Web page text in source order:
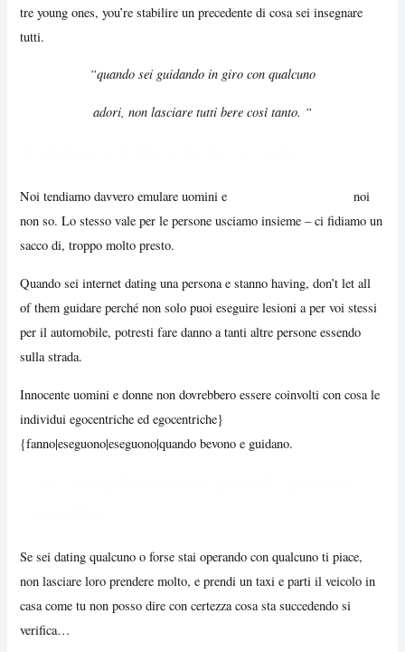
tre young ones, you’re stabilire un precedente di cosa sei insegnare
tutti.
“quando sei guidando in giro con qualcuno
adori, non lasciare tutti bere così tanto. “
Noi tendiamo davvero emulare uomini e
noi
non so. Lo stesso vale per le persone usciamo insieme – ci fidiamo un
sacco di, troppo molto presto.
Quando sei internet dating una persona e stanno having, don’t let all
of them guidare perché non solo puoi eseguire lesioni a per voi stessi
per il automobile, potresti fare danno a tanti altre persone essendo
sulla strada.
Innocente uomini e donne non dovrebbero essere coinvolti con cosa le
individui egocentriche ed egocentriche}
{fanno|eseguono|eseguono|quando bevono e guidano.
Se sei dating qualcuno o forse stai operando con qualcuno ti piace,
non lasciare loro prendere molto, e prendi un taxi e parti il veicolo in
casa come tu non posso dire con certezza cosa sta succedendo si
verifica…